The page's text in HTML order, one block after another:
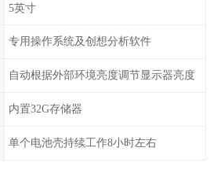
5英寸
专用操作系统及创想分析软件
自动根据外部环境亮度调节显示器亮度
内置32G存储器
单个电池壳持续工作8小时左右